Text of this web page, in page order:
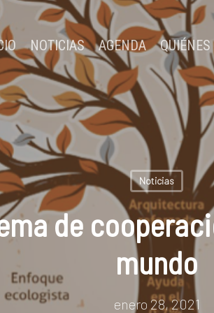
NOTICIAS AGENDA
Noticias
de
mundo
enero 28, 2021